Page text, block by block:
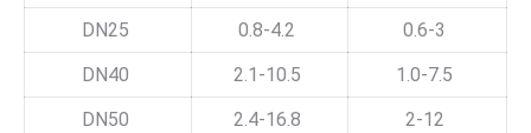
DN25
0.8-4.2
0.6-3
DN40
2.1-10.5
1.0-7.5
DN50
2.4-16.8
2-12